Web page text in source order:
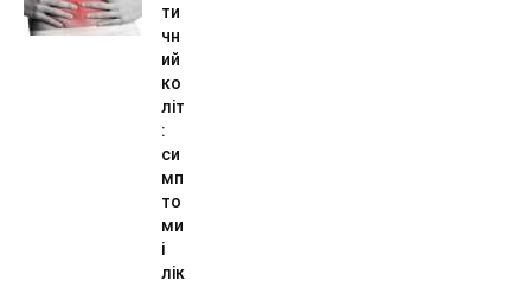
ти
чн
ий
ко
літ
:
си
мп
то
ми
і
лік